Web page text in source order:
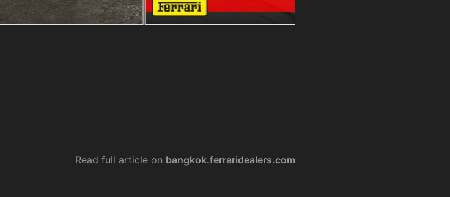
Read full article on bangkok.ferraridealers.com